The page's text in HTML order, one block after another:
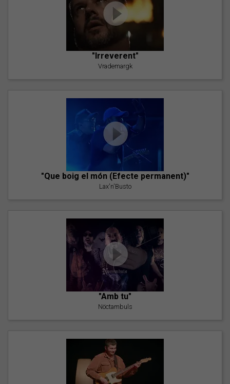
"Irreverent"
Vrademargk
"Que boig el món (Efecte permanent)"
Lax'n'Busto
"Amb tu"
Nöctambuls